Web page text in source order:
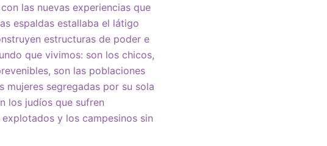
las nuevas experiencias que
espaldas estallaba el látigo
estructuras de poder e
que vivimos: son los chicos,
son las poblaciones
mujeres segregadas por su sola
los judíos que sufren
y los campesinos sin